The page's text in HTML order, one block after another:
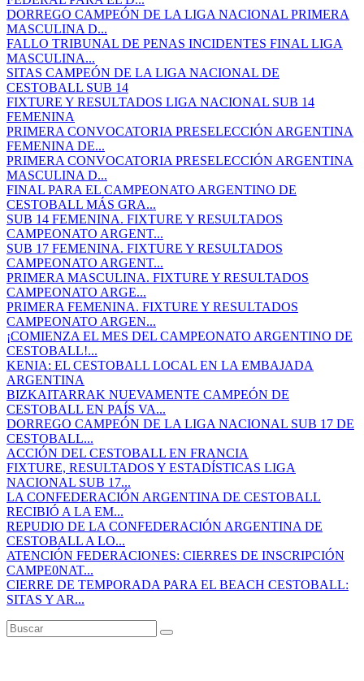
DORREGO CAMPEÓN DE LA LIGA NACIONAL PRIMERA
MASCULINA D...
FALLO TRIBUNAL DE PENAS INCIDENTES FINAL LIGA
MASCULINA...
SITAS CAMPEÓN DE LA LIGA NACIONAL DE
CESTOBALL SUB 14
FIXTURE Y RESULTADOS LIGA NACIONAL SUB 14
FEMENINA
PRIMERA CONVOCATORIA PRESELECCIÓN ARGENTINA
FEMENINA DE...
PRIMERA CONVOCATORIA PRESELECCIÓN ARGENTINA
MASCULINA D...
FINAL PARA EL CAMPEONATO ARGENTINO DE
CESTOBALL MÁS GRA...
SUB 14 FEMENINA. FIXTURE Y RESULTADOS
CAMPEONATO ARGENT...
SUB 17 FEMENINA. FIXTURE Y RESULTADOS
CAMPEONATO ARGENT...
PRIMERA MASCULINA. FIXTURE Y RESULTADOS
CAMPEONATO ARGE...
PRIMERA FEMENINA. FIXTURE Y RESULTADOS
CAMPEONATO ARGEN...
¡COMIENZA EL MES DEL CAMPEONATO ARGENTINO DE
CESTOBALL!...
KENIA: EL CESTOBALL LOCAL EN LA EMBAJADA
ARGENTINA
BIZKAITARRAK NUEVAMENTE CAMPEÓN DE
CESTOBALL EN PAÍS VA...
DORREGO CAMPEÓN DE LA LIGA NACIONAL SUB 17 DE
CESTOBALL...
ACCIÓN DEL CESTOBALL EN FRANCIA
FIXTURE, RESULTADOS Y ESTADÍSTICAS LIGA
NACIONAL SUB 17...
LA CONFEDERACIÓN ARGENTINA DE CESTOBALL
RECIBIÓ A LA EM...
REPUDIO DE LA CONFEDERACIÓN ARGENTINA DE
CESTOBALL A LO...
ATENCIÓN FEDERACIONES: CIERRES DE INSCRIPCIÓN
CAMPE0NAT...
CIERRE DE TEMPORADA PARA EL BEACH CESTOBALL:
SITAS Y AR...